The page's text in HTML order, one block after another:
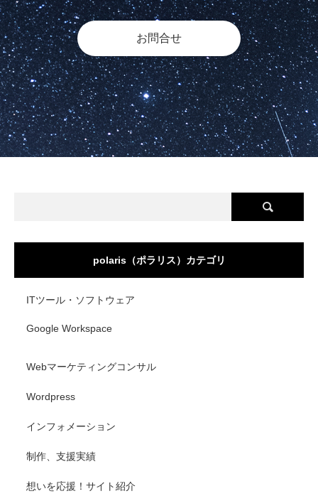
お問合せ
polaris（ポラリス）カテゴリ
ITツール・ソフトウェア
Google Workspace
Webマーケティングコンサル
Wordpress
インフォメーション
制作、支援実績
想いを応援！サイト紹介